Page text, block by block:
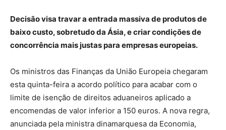
Decisão visa travar a entrada massiva de produtos de
baixo custo, sobretudo da Ásia, e criar condições de
concorrência mais justas para empresas europeias.
Os ministros das Finanças da União Europeia chegaram
esta quinta-feira a acordo político para acabar com o
limite de isenção de direitos aduaneiros aplicado a
encomendas de valor inferior a 150 euros. A nova regra,
anunciada pela ministra dinamarquesa da Economia,